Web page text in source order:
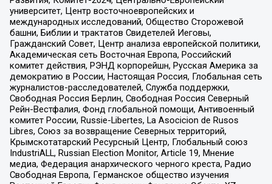
университет, Центр восточноевропейских и
международных исследований, Общество Сторожевой
башни, Библии и трактатов Свидетелей Иеговы,
Гражданский Совет, Центр анализа европейской политики,
Академическая сеть Восточная Европа, Российский
комитет действия, РЭНД корпорейшн, Русская Америка за
демократию в России, Настоящая Россия, Глобальная сеть
журналистов-расследователей, Служба поддержки,
Свободная Россия Берлин, Свободная Россия Северный
Рейн-Вестфалия, Фонд глобальной помощи, Антивоенный
комитет России, Russie-Libertes, La Asocicion de Rusos
Libres, Союз за возвращение Северных территорий,
Крымскотатарский Ресурсный Центр, Глобальный союз
IndustriALL, Russian Election Monitor, Article 19, Мнение
медиа, Федерация анархического черного креста, Радио
Свободная Европа, Германское общество изучения